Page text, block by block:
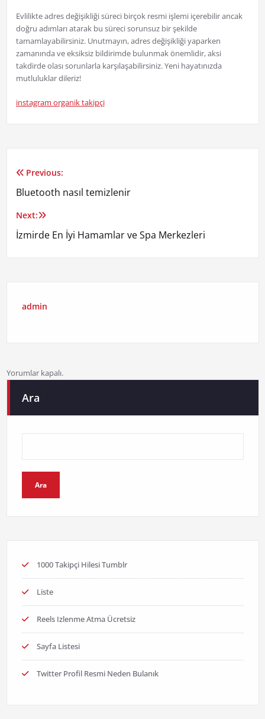
Evlilikte adres değişikliği süreci birçok resmi işlemi içerebilir ancak
doğru adımları atarak bu süreci sorunsuz bir şekilde
tamamlayabilirsiniz. Unutmayın, adres değişikliği yaparken
zamanında ve eksiksiz bildirimde bulunmak önemlidir, aksi
takdirde olası sorunlarla karşılaşabilirsiniz. Yeni hayatınızda
mutluluklar dileriz!
instagram organik takipçi
Yazı
gezinmesi
Previous:
Bluetooth nasıl temizlenir
Next:
İzmirde En İyi Hamamlar ve Spa Merkezleri
admin
Yorumlar kapalı.
Ara
Ara
1000 Takipçi Hilesi Tumblr
Liste
Reels Izlenme Atma Ücretsiz
Sayfa Listesi
Twitter Profil Resmi Neden Bulanık